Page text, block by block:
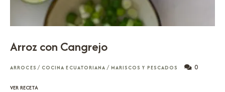
Arroz con Cangrejo
ARROCES / COCINA ECUATORIANA / MARISCOS Y PESCADOS 0
VER RECETA